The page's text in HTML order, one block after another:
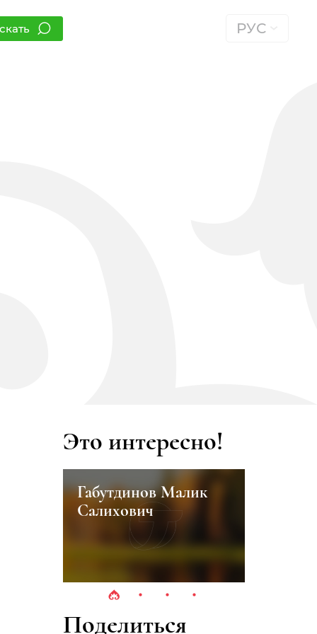
РУС
Это интересно!
Габутдинов Малик
Салихович
Поделиться